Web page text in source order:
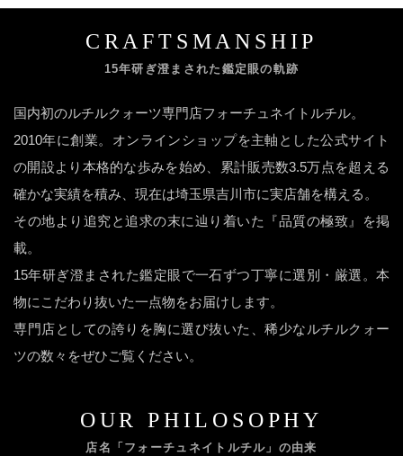
CRAFTSMANSHIP
15年研ぎ澄まされた鑑定眼の軌跡
国内初のルチルクォーツ専門店フォーチュネイトルチル。
2010年に創業。オンラインショップを主軸とした公式サイト
の開設より本格的な歩みを始め、累計販売数3.5万点を超える
確かな実績を積み、現在は埼玉県吉川市に実店舗を構える。
その地より追究と追求の末に辿り着いた『品質の極致』を掲
載。
15年研ぎ澄まされた鑑定眼で一石ずつ丁寧に選別・厳選。本
物にこだわり抜いた一点物をお届けします。
専門店としての誇りを胸に選び抜いた、稀少なルチルクォー
ツの数々をぜひご覧ください。
OUR PHILOSOPHY
店名「フォーチュネイトルチル」の由来